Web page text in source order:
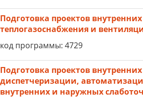
Подготовка проектов
теплогазоснабжения и
код программы: 4729
Подготовка проектов
диспетчеризации,
внутренних и наружных